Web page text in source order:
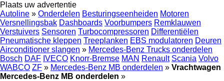
Plaats uw advertentie
Autoline » Onderdelen Besturingseenheiden Motoren
Versnellingsbak Dashboards Voorbumpers Remklauwen
Verstuivers Sensoren Turbocompressoren Differentiëlen
Pneumatische kleppen Treeplanken EBS modulatoren Deuren
Airconditioner slangen » Mercedes-Benz Trucks onderdelen
Bosch DAF IVECO Knorr-Bremse MAN Renault Scania Volvo
WABCO ZF » Mercedes-Benz MB onderdelen » Vrachtwagen
Mercedes-Benz MB onderdelen »